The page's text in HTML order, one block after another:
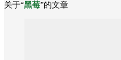
关于“黑莓”的文章